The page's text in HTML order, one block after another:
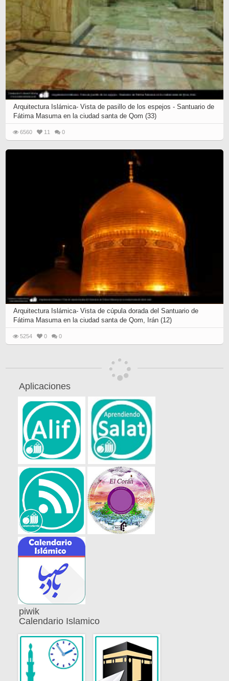
Arquitectura Islámica- Vista de pasillo de los espejos - Santuario de
Fátima Masuma en la ciudad santa de Qom (33)
6560 11 0
Arquitectura Islámica- Vista de cúpula dorada del Santuario de
Fátima Masuma en la ciudad santa de Qom, Irán (12)
5254 0 0
Aplicaciones
piwik
Calendario Islamico